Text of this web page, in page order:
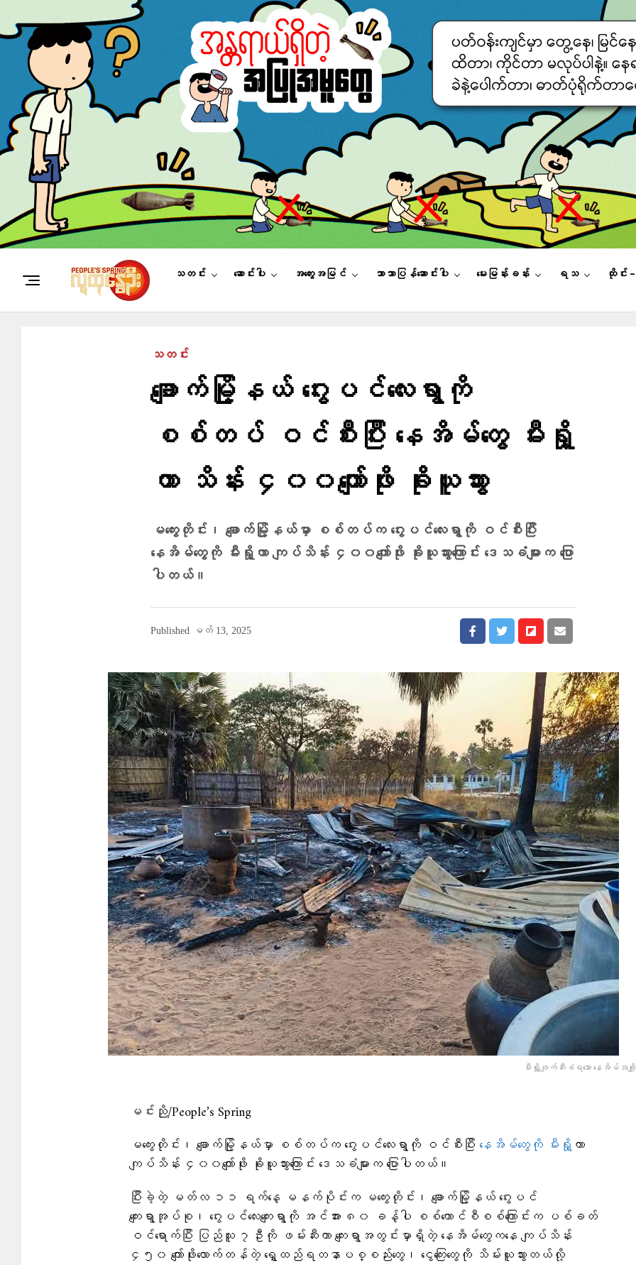
သတင်း ဆောင်းပါး အတွေးအမြင် ဘာသာပြန်ဆောင်းပါး မေးမြန်းခန်း ရသ ထိုင်း –
သတင်း
ချောက်မြို့နယ် ဂွေးပင်လေးရွာကို
စစ်တပ် ဝင်စီးပြီး နေအိမ်တွေ မီးရှို့
ကာ သိန်း ၄၀၀ကျော်ဖိုး ခိုးယူသွား
မကွေးတိုင်း၊ ချောက်မြို့နယ်မှာ စစ်တပ်က ဂွေးပင်လေးရွာကို ဝင်စီးပြီး
နေအိမ်တွေကို မီးရှို့ကာ ကျပ်သိန်း ၄၀၀ကျော်ဖိုး ခိုးယူသွားကြောင်း ဒေသခံများက ပြော​
ပါတယ်။
Published မတ် 13, 2025
မီးရှို့ဖျက်ဆီးခံရသော နေအိမ်အခ
မင်းညို/People’s Spring
မကွေးတိုင်း၊ ချောက်မြို့နယ်မှာ စစ်တပ်က ဂွေးပင်လေးရွာကို ဝင်စီးပြီး နေအိမ်တွေကို မီးရှို့ကာ
ကျပ်သိန်း ၄၀၀ကျော်ဖိုး ခိုးယူသွားကြောင်း ဒေသခံများက ပြော​ပါတယ်။
ပြီးခဲ့တဲ့ မတ်လ ၁၁ ရက်နေ့ မနက်ပိုင်းက မကွေးတိုင်း၊ ချောက်မြို့နယ် ဂွေးပင်
ကျေးရွာအုပ်စု၊ ဂွေးပင်လေးကျေးရွာကို အင်အား ၈၀ ခန့်ပါ စစ်ကောင်စီစစ်ကြောင်းက ပစ်ခတ်
ဝင်ရောက်ပြီး ပြည်သူ ၇ဦးကို ဖမ်းဆီးကာ ကျေးရွာအတွင်းမှာရှိတဲ့ နေအိမ်တွေကနေ ကျပ်သိန်း
၄၅၀ ကျော်ဖိုးလောက်တန်တဲ့ ရွှေထည်ရတနာပစ္စည်းတွေ၊ ငွေကြေးတွေကို သိမ်းယူသွားတယ်လို့